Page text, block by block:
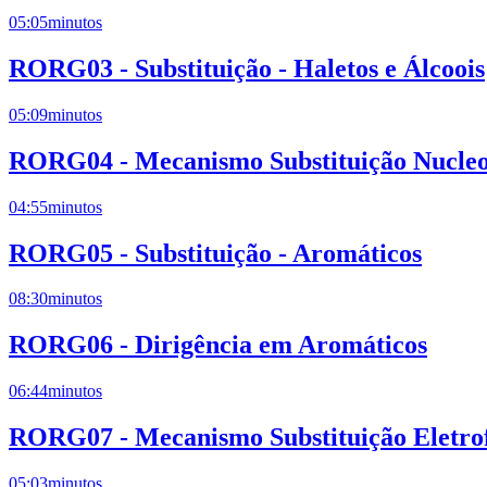
05:05minutos
RORG03 - Substituição - Haletos e Álcoois
05:09minutos
RORG04 - Mecanismo Substituição
04:55minutos
RORG05 - Substituição - Aromáticos
08:30minutos
RORG06 - Dirigência em Aromáticos
06:44minutos
RORG07 - Mecanismo Substituição
05:03minutos